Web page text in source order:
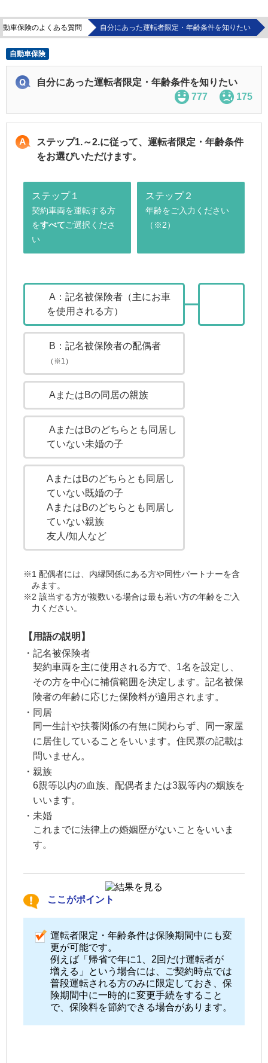
動車保険のよくある質問 自分にあった運転者限定・年齢条件を知りたい
自動車保険
自分にあった運転者限定・年齢条件を知りたい
777
175
ステップ1.～2.に従って、運転者限定・年齢条件
をお選びいただけます。
ステップ１
契約車両を運転する方
をすべてご選択くださ
い
ステップ２
年齢をご入力ください
（※2）
A：記名被保険者（主にお車
を使用される方）
B：記名被保険者の配偶者
（※1）
AまたはBの同居の親族
AまたはBのどちらとも同居し
ていない未婚の子
AまたはBのどちらとも同居し
ていない既婚の子
AまたはBのどちらとも同居し
ていない親族
友人/知人など
1 配偶者には、内縁関係にある方や同性パートナーを含
みます。
2 該当する方が複数いる場合は最も若い方の年齢をご入
力ください。
【用語の説明】
記名被保険者
契約車両を主に使用される方で、1名を設定し、
その方を中心に補償範囲を決定します。記名被保
険者の年齢に応じた保険料が適用されます。
同居
同一生計や扶養関係の有無に関わらず、同一家屋
に居住していることをいいます。住民票の記載は
問いません。
親族
6親等以内の血族、配偶者または3親等内の姻族を
いいます。
未婚
これまでに法律上の婚姻歴がないことをいいま
す。
ここがポイント
運転者限定・年齢条件は保険期間中にも変
更が可能です。
例えば「帰省で年に1、2回だけ運転者が
増える」という場合には、ご契約時点では
普段運転される方のみに限定しておき、保
険期間中に一時的に変更手続をすること
で、保険料を節約できる場合があります。